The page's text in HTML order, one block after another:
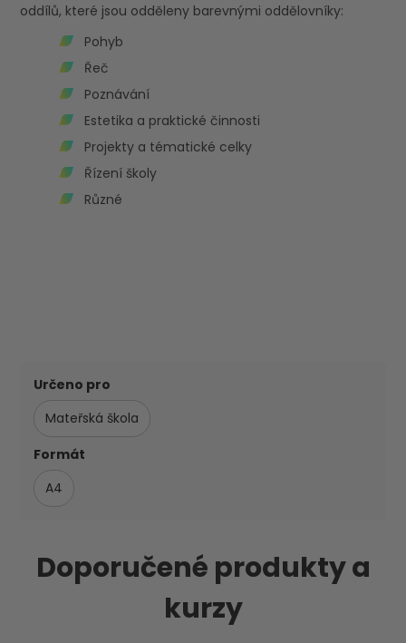
oddílů, které jsou odděleny barevnými oddělovníky:
Pohyb
Řeč
Poznávání
Estetika a praktické činnosti
Projekty a tématické celky
Řízení školy
Různé
Určeno pro
Mateřská škola
Formát
A4
Doporučené produkty a
kurzy